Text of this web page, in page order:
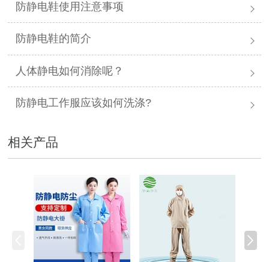
防静电鞋使用注意事项
防静电鞋的简介
人体静电如何消除呢？
防静电工作服应该如何洗涤?
相关产品
防